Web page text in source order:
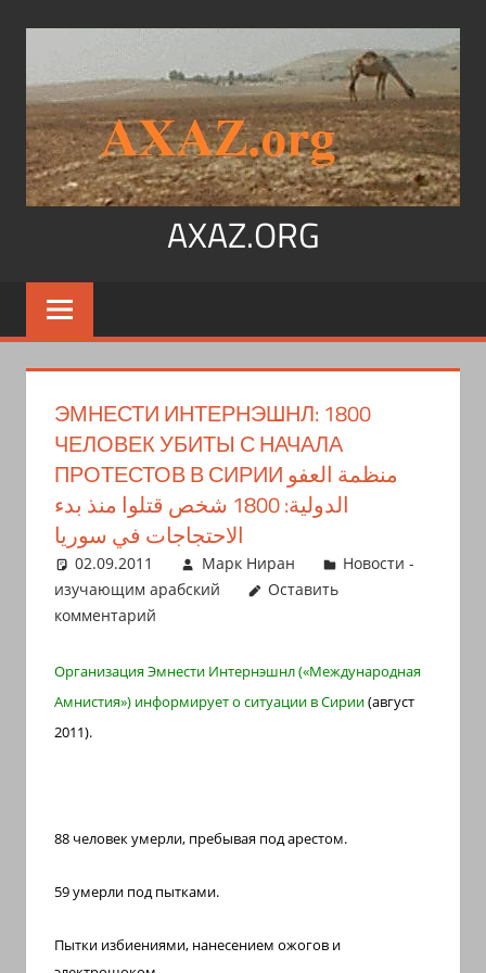
содержимому
AXAZ.ORG
Арабский
язык,
арамейский.
читать
арабском,
иврите
арамейском.
Поговорки
транскрипцией
арамейском.
рецепты
новости
ЭМНЕСТИ ИНТЕРНЭШНЛ: 1800
ЧЕЛОВЕК УБИТЫ С НАЧАЛА
ПРОТЕСТОВ В СИРИИ منظمة العفو
الدولية: 1800 شخص قتلوا منذ بدء
الاحتجاجات في سوريا
02.09.2011 Марк Ниран
Новости -
изучающим арабский
Оставить
комментарий
Организация Эмнести Интернэшнл («Международная
Амнистия») информирует о ситуации в Сирии(август
2011).
88 человек умерли, пребывая под арестом.
59 умерли под пытками.
Пытки избиениями, нанесением ожогов и